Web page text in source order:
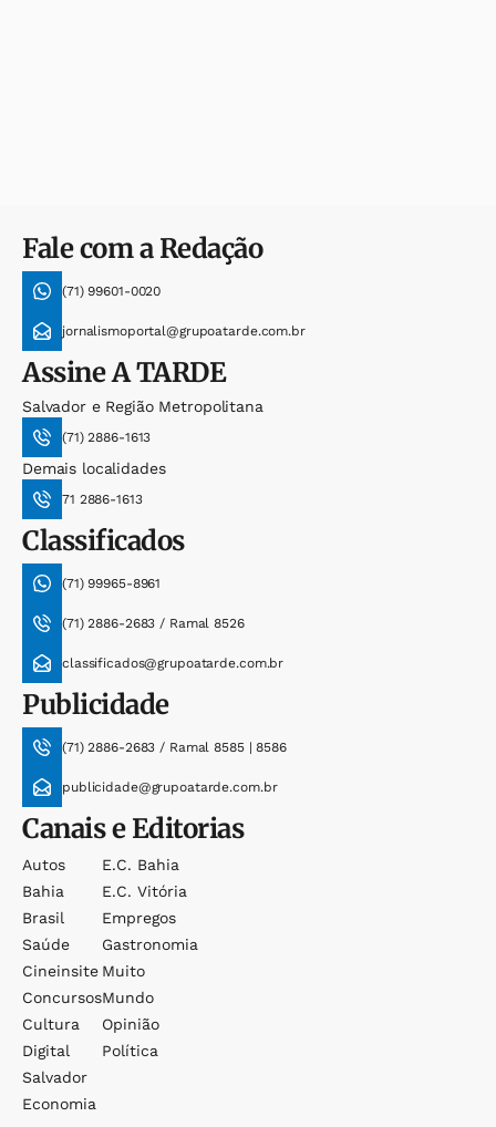
Fale com a Redação
(71) 99601-0020
jornalismoportal@grupoatarde.com.br
AssineA TARDE
Salvador e Região Metropolitana
(71) 2886-1613
Demais localidades
71 2886-1613
Classificados
(71) 99965-8961
(71) 2886-2683 / Ramal 8526
classificados@grupoatarde.com.br
Publicidade
(71) 2886-2683 / Ramal 8585 | 8586
publicidade@grupoatarde.com.br
Canais e Editorias
Autos
Bahia
Brasil
Saúde
Cineinsite
Concursos
Cultura
Digital
Salvador
Economia
E.c. Bahia
E.c. Vitória
Empregos
Gastronomia
Muito
Mundo
Opinião
Política